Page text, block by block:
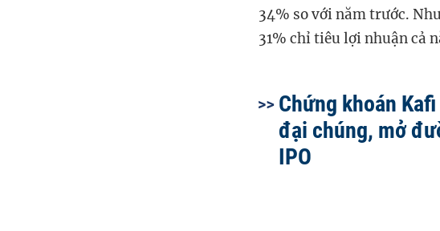
34% so với năm trước.
31% chỉ tiêu lợi nhuận cả
Chứng khoán
đại chúng, mở
IPO